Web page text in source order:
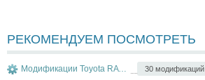
РЕКОМЕНДУЕМ ПОСМОТРЕТЬ
30 модификаций
Модификации Toyota RAV4